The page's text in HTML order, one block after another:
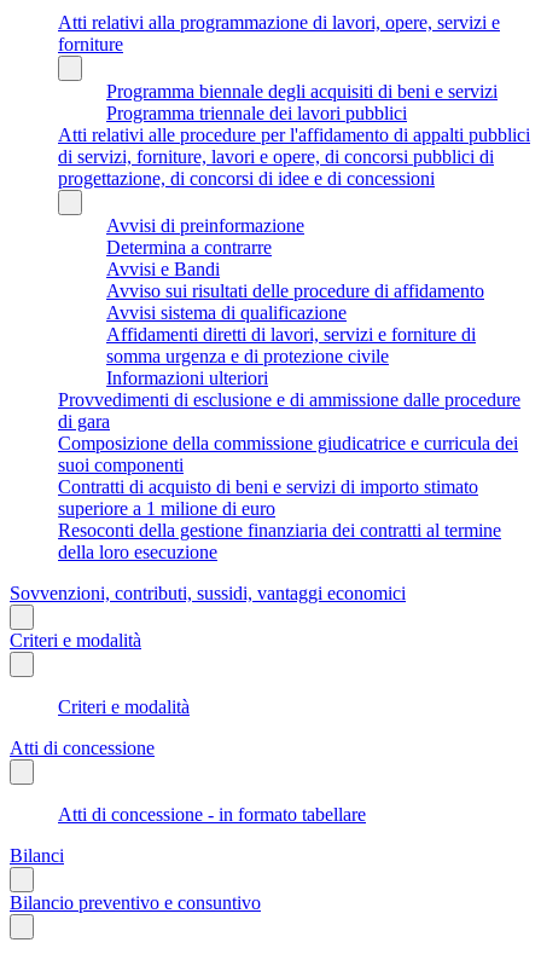
Atti relativi alla programmazione di lavori, opere, servizi e
forniture
Programma biennale degli acquisiti di beni e servizi
Programma triennale dei lavori pubblici
Atti relativi alle procedure per l'affidamento di appalti pubblici
di servizi, forniture, lavori e opere, di concorsi pubblici di
progettazione, di concorsi di idee e di concessioni
Avvisi di preinformazione
Determina a contrarre
Avvisi e Bandi
Avviso sui risultati delle procedure di affidamento
Avvisi sistema di qualificazione
Affidamenti diretti di lavori, servizi e forniture di
somma urgenza e di protezione civile
Informazioni ulteriori
Provvedimenti di esclusione e di ammissione dalle procedure
di gara
Composizione della commissione giudicatrice e curricula dei
suoi componenti
Contratti di acquisto di beni e servizi di importo stimato
superiore a 1 milione di euro
Resoconti della gestione finanziaria dei contratti al termine
della loro esecuzione
Sovvenzioni, contributi, sussidi, vantaggi economici
Criteri e modalità
Criteri e modalità
Atti di concessione
Atti di concessione - in formato tabellare
Bilanci
Bilancio preventivo e consuntivo